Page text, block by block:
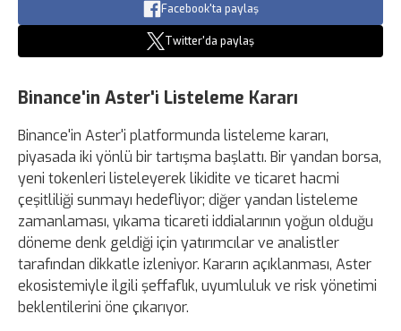
Facebook'ta paylaş
Twitter'da paylaş
Binance'in Aster'i Listeleme Kararı
Binance'in Aster'i platformunda listeleme kararı,
piyasada iki yönlü bir tartışma başlattı. Bir yandan borsa,
yeni tokenleri listeleyerek likidite ve ticaret hacmi
çeşitliliği sunmayı hedefliyor; diğer yandan listeleme
zamanlaması, yıkama ticareti iddialarının yoğun olduğu
döneme denk geldiği için yatırımcılar ve analistler
tarafından dikkatle izleniyor. Kararın açıklanması, Aster
ekosistemiyle ilgili şeffaflık, uyumluluk ve risk yönetimi
beklentilerini öne çıkarıyor.